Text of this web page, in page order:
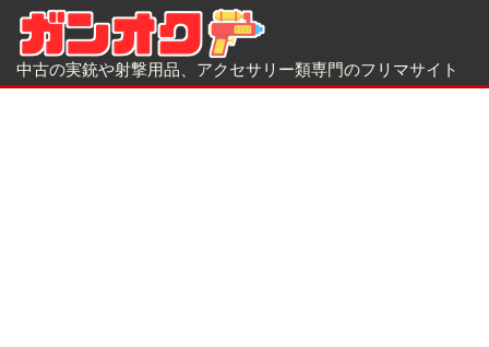
中古の実銃や射撃用品、アクセサリー類専門のフリマサイト